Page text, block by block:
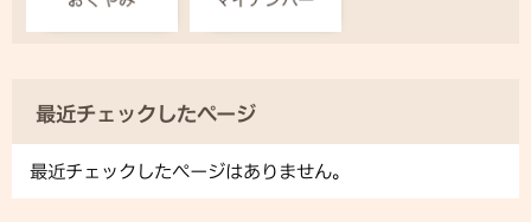
最近チェックしたページ
最近チェックしたページはありません。